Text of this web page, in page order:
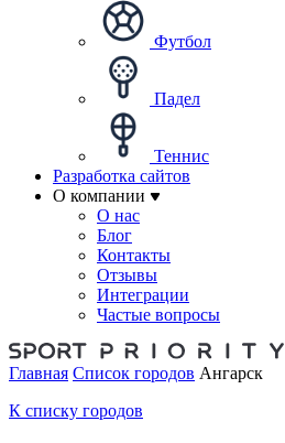
Футбол
Падел
Теннис
Разработка сайтов
О компании
О нас
Блог
Контакты
Отзывы
Интеграции
Частые вопросы
Главная Список городов Ангарск
К списку городов